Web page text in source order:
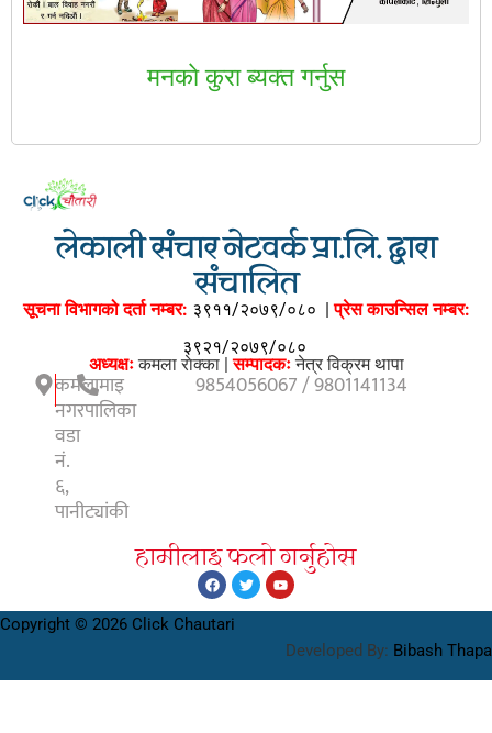
मनकाे कुरा ब्यक्त गर्नुस
लेकाली संचार नेटवर्क प्रा.लि. द्वारा
संचालित
सूचना विभागको दर्ता नम्बर: ३९११/२०७९/०८० |प्रेस काउन्सिल नम्बर:
३९२१/२०७९/०८०
अध्यक्षःकमला राेक्का |सम्पादकःनेत्र विक्रम थापा
कमलामाइ
नगरपालिका
वडा
नं.
६,
पानीट्यांकी
9854056067 / 9801141134
हामीलाइ फलाे गर्नुहाेस
Copyright © 2026 Click Chautari
Developed By: Bibash Thapa